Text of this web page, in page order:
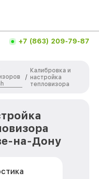
+7 (863) 209-79-87
/
Калибровка и
настройка
тепловизора
на-Дону